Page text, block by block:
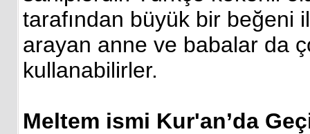
tarafından büyük bir beğeni
arayan anne ve babalar da
kullanabilirler.
Meltem ismi Kur'an’da